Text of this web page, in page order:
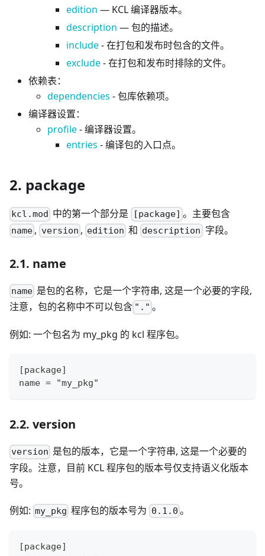
edition — KCL 编译器版本。
description — 包的描述。
include- 在打包和发布时包含的文件。
exclude- 在打包和发布时排除的文件。
依赖表：
dependencies - 包库依赖项。
编译器设置：
profile- 编译器设置。
entries - 编译包的入口点。
2. package
kcl.mod 中的第一个部分是 [package] 。主要包含
name , version , edition 和 description 字段。
2.1. name
name 是包的名称，它是一个字符串, 这是一个必要的字段,
注意，包的名称中不可以包含 "." 。
例如: 一个包名为 my_pkg 的 kcl 程序包。
[package]
name = "my_pkg"
2.2. version
version 是包的版本，它是一个字符串, 这是一个必要的
字段。注意，目前 KCL 程序包的版本号仅支持语义化版本
号。
例如: my_pkg 程序包的版本号为 0.1.0 。
[package]